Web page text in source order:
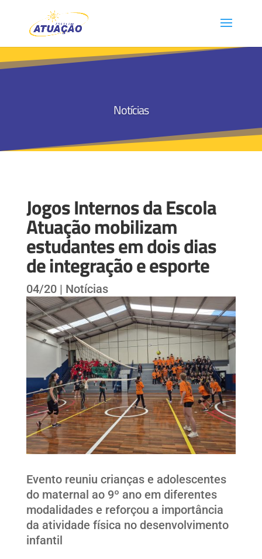
Notícias
Jogos Internos da Escola
Atuação mobilizam
estudantes em dois dias
de integração e esporte
04/20| Notícias
Evento reuniu crianças e adolescentes
do maternal ao 9º ano em diferentes
modalidades e reforçou a importância
da atividade física no desenvolvimento
infantil